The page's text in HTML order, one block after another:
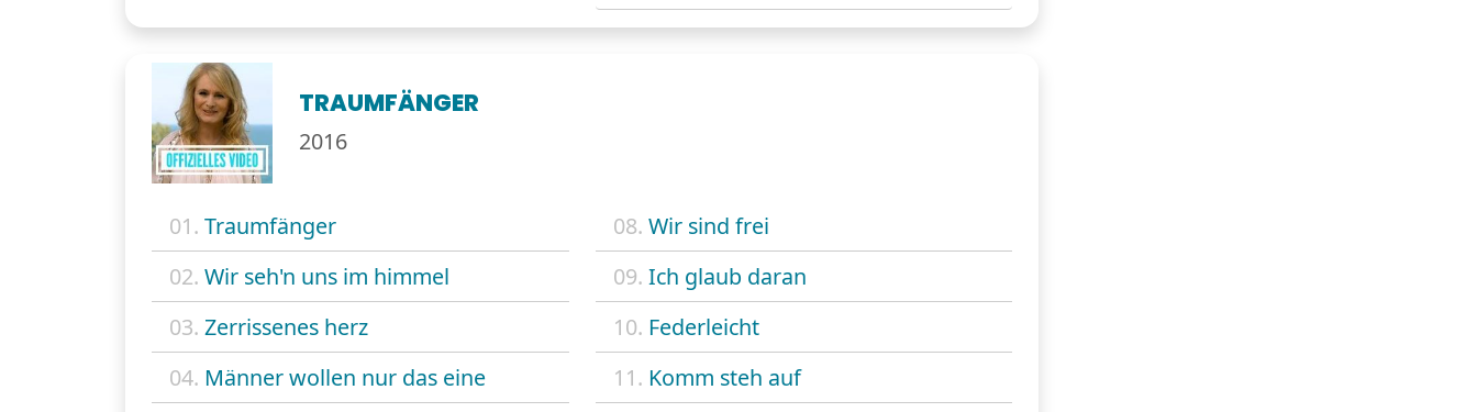
TRAUMFÄNGER
2016
01. Traumfänger
02. Wir seh'n uns im himmel
03. Zerrissenes herz
04. Männer wollen nur das eine
08. Wir sind frei
09. Ich glaub daran
10. Federleicht
11. Komm steh auf